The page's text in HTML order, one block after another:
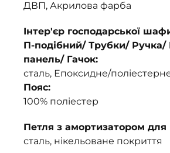
ДВП, Акрилова фарба
Інтер'єр господарської
П-подібний/ Трубки/
панель/ Гачок:
сталь, Епоксидне/
Пояс:
100% поліестер
Петля з амортизатором для
сталь, нікельоване покриття